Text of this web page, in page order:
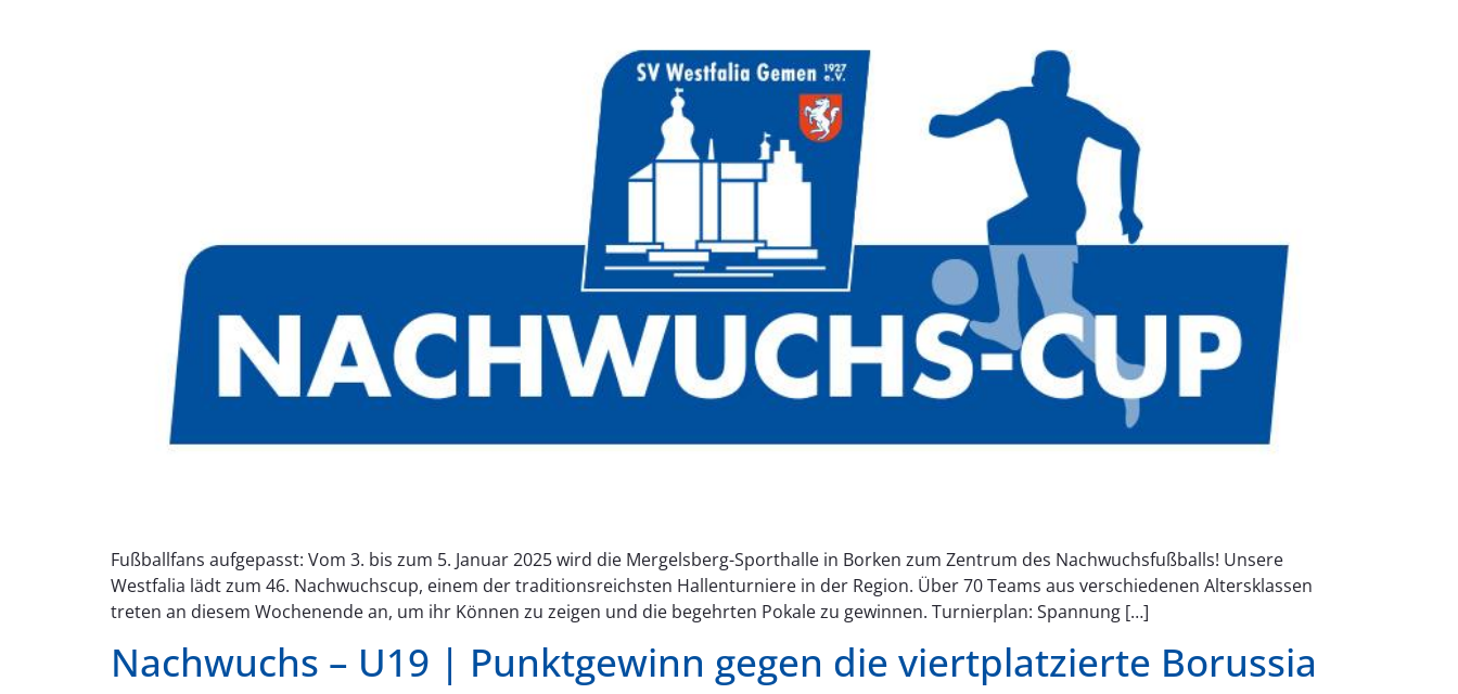
Fußballfans aufgepasst: Vom 3. bis zum 5. Januar 2025 wird die Mergelsberg-Sporthalle in Borken zum Zentrum des Nachwuchsfußballs! Unsere
Westfalia lädt zum 46. Nachwuchscup, einem der traditionsreichsten Hallenturniere in der Region. Über 70 Teams aus verschiedenen Altersklassen
treten an diesem Wochenende an, um ihr Können zu zeigen und die begehrten Pokale zu gewinnen. Turnierplan: Spannung […]
Nachwuchs – U19 | Punktgewinn gegen die viertplatzierte Borussia